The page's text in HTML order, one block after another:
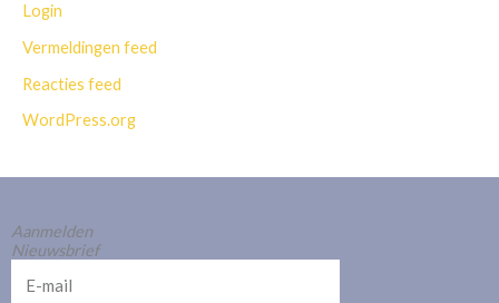
Login
Vermeldingen feed
Reacties feed
WordPress.org
Aanmelden
Nieuwsbrief
mail